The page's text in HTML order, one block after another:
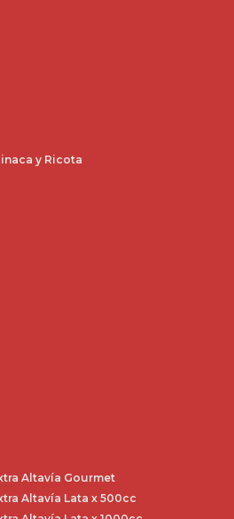
y Ricota
Altavía Gourmet
Altavía Lata x 500cc